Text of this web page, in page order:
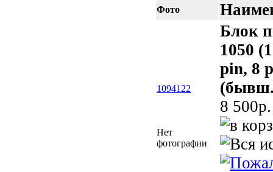
Фото
1094122
Нет
фотографии
Блок
1050
pin, 8
(бывш.
8 500p.